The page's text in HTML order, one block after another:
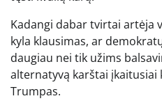
Kadangi dabar tvirtai artėja
kyla klausimas, ar
daugiau nei tik užims
alternatyvą karštai įkaitusiai
Trumpas.